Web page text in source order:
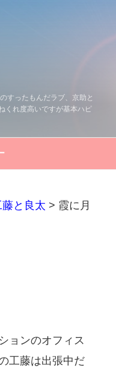
すったもんだラブ、京助と
くれ度高いですが基本ハピ
藤と良太 > 霞に月
ョンのオフィス
工藤は出張中だ